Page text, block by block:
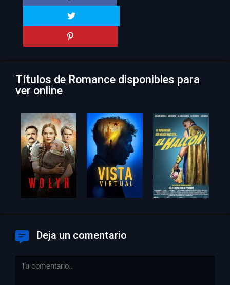
Títulos de Romance disponibles para
ver online
Deja un comentario